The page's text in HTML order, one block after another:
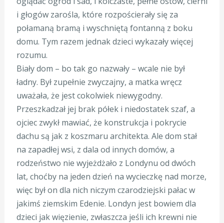
i głogów zarośla, które rozpościerały się za
połamaną bramą i wyschniętą fontanną z boku
domu. Tym razem jednak dzieci wykazały więcej
rozumu.
Biały dom – bo tak go nazwały – wcale nie był
ładny. Był zupełnie zwyczajny, a matka wręcz
uważała, że jest cokolwiek niewygodny.
Przeszkadzał jej brak półek i niedostatek szaf, a
ojciec zwykł mawiać, że konstrukcja i pokrycie
dachu są jak z koszmaru architekta. Ale dom stał
na zapadłej wsi, z dala od innych domów, a
rodzeństwo nie wyjeżdżało z Londynu od dwóch
lat, choćby na jeden dzień na wycieczkę nad morze,
więc był on dla nich niczym czarodziejski pałac w
jakimś ziemskim Edenie. Londyn jest bowiem dla
dzieci jak więzienie, zwłaszcza jeśli ich krewni nie